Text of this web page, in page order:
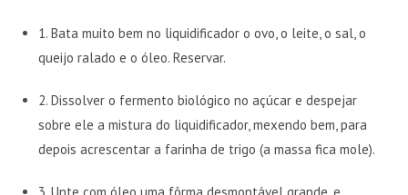
1. Bata muito bem no liquidificador o ovo, o leite, o sal, o
queijo ralado e o óleo. Reservar.
2. Dissolver o fermento biológico no açúcar e despejar
sobre ele a mistura do liquidificador, mexendo bem, para
depois acrescentar a farinha de trigo (a massa fica mole).